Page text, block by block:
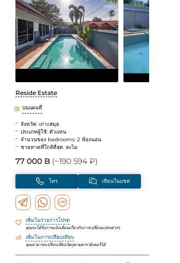
Reside Estate
บนแผนที่
จังหวัด: เกาะสมุย
ประเภทผู้ใช้: ตัวแทน
จำนวนของ bedrooms: 2 ห้องนอน
ชายหาดที่ใกล้ที่สุด: ละไม
77 000 B (~190 594 ₽)
โทร เขียนในแชท
เพิ่มในรายการโปรด
คุณจะได้รับการแจ้งเตือนเกี่ยวกับการเปลี่ยนแปลงต่างๆ
เพิ่มในการเปรียบเทียบ
คุณสามารถเปรียบเทียบวัตถุตามพารามิเตอร์ได้